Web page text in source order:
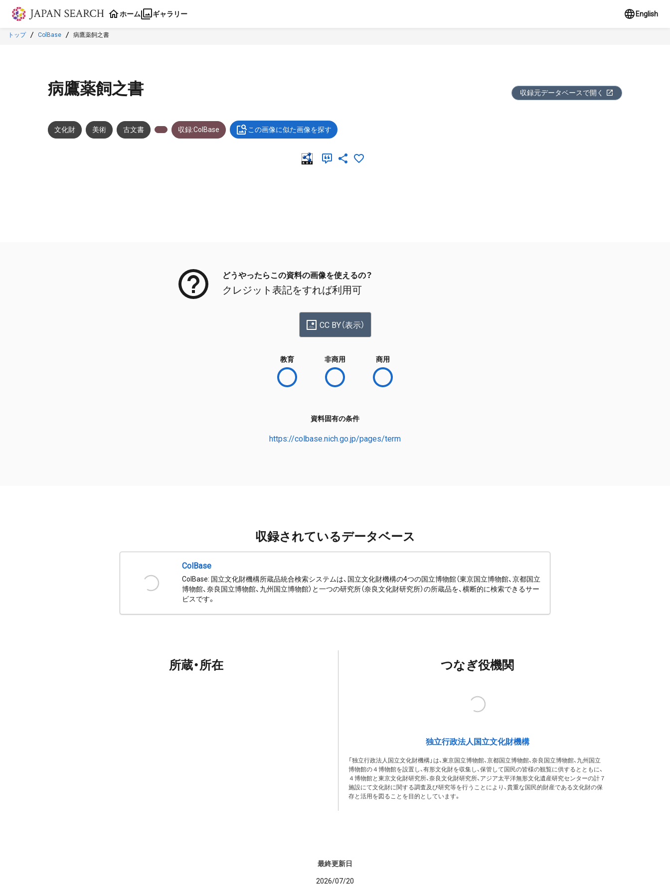
本文に飛ぶ
ホーム ギャラリー English
トップ ColBase 病鷹薬飼之書
病鷹薬飼之書 収録元データベースで開く
文化財 美術 古文書 収録:ColBase この画像に似た画像を探す
どうやったらこの資料の画像を使えるの？
クレジット表記をすれば利用可
CC BY（表示）
教育 非商用 商用
資料固有の条件
https://colbase.nich.go.jp/pages/term
収録されているデータベース
ColBase
ColBase: 国立文化財機構所蔵品統合検索システムは、国立文化財機構の4つの国立博物館（東京国立博物館、京都国立
博物館、奈良国立博物館、九州国立博物館）と一つの研究所（奈良文化財研究所）の所蔵品を、横断的に検索できるサー
ビスです。
所蔵・所在 つなぎ役機関
独立行政法人国立文化財機構
「独立行政法人国立文化財機構」は、東京国立博物館、京都国立博物館、奈良国立博物館、九州国立
博物館の４博物館を設置し、有形文化財を収集し、保管して国民の皆様の観覧に供するとともに、
４博物館と東京文化財研究所、奈良文化財研究所、アジア太平洋無形文化遺産研究センターの計７
施設にて文化財に関する調査及び研究等を行うことにより、貴重な国民的財産である文化財の保
存と活用を図ることを目的としています。
最終更新日
2026/07/20